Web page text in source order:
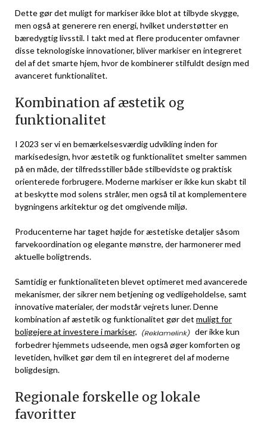
Dette gør det muligt for markiser ikke blot at tilbyde skygge,
men også at generere ren energi, hvilket understøtter en
bæredygtig livsstil. I takt med at flere producenter omfavner
disse teknologiske innovationer, bliver markiser en integreret
del af det smarte hjem, hvor de kombinerer stilfuldt design med
avanceret funktionalitet.
Kombination af æstetik og
funktionalitet
I 2023 ser vi en bemærkelsesværdig udvikling inden for
markisedesign, hvor æstetik og funktionalitet smelter sammen
på en måde, der tilfredsstiller både stilbevidste og praktisk
orienterede forbrugere. Moderne markiser er ikke kun skabt til
at beskytte mod solens stråler, men også til at komplementere
bygningens arkitektur og det omgivende miljø.
Producenterne har taget højde for æstetiske detaljer såsom
farvekoordination og elegante mønstre, der harmonerer med
aktuelle boligtrends.
Samtidig er funktionaliteten blevet optimeret med avancerede
mekanismer, der sikrer nem betjening og vedligeholdelse, samt
innovative materialer, der modstår vejrets luner. Denne
kombination af æstetik og funktionalitet gør det muligt for
boligejere at investere i markiser,
der ikke kun
forbedrer hjemmets udseende, men også øger komforten og
levetiden, hvilket gør dem til en integreret del af moderne
boligdesign.
Regionale forskelle og lokale
favoritter